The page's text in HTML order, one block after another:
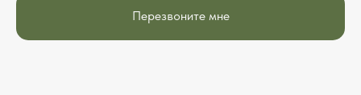
Перезвоните мне